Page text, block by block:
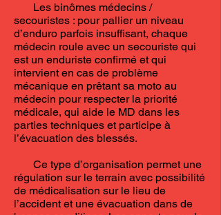
Les binômes médecins /
secouristes : pour pallier un niveau
d’enduro parfois insuffisant, chaque
médecin roule avec un secouriste qui
est un enduriste confirmé et qui
intervient en cas de problème
mécanique en prêtant sa moto au
médecin pour respecter la priorité
médicale, qui aide le MD dans les
parties techniques et participe à
l’évacuation des blessés.
Ce type d’organisation permet une
régulation sur le terrain avec possibilité
de médicalisation sur le lieu de
l’accident et une évacuation dans de